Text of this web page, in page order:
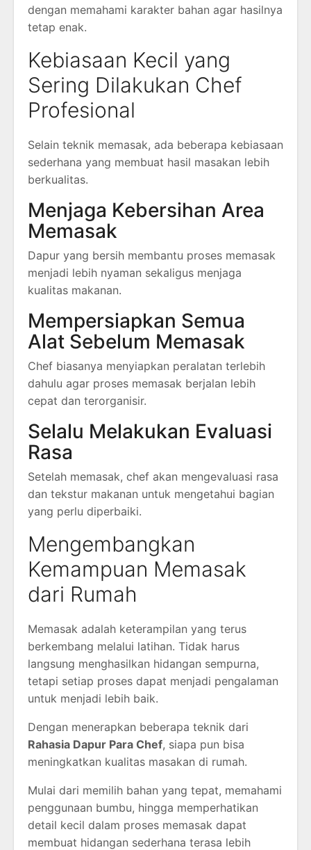
dengan memahami karakter bahan agar hasilnya
tetap enak.
Kebiasaan Kecil yang
Sering Dilakukan Chef
Profesional
Selain teknik memasak, ada beberapa kebiasaan
sederhana yang membuat hasil masakan lebih
berkualitas.
Menjaga Kebersihan Area
Memasak
Dapur yang bersih membantu proses memasak
menjadi lebih nyaman sekaligus menjaga
kualitas makanan.
Mempersiapkan Semua
Alat Sebelum Memasak
Chef biasanya menyiapkan peralatan terlebih
dahulu agar proses memasak berjalan lebih
cepat dan terorganisir.
Selalu Melakukan Evaluasi
Rasa
Setelah memasak, chef akan mengevaluasi rasa
dan tekstur makanan untuk mengetahui bagian
yang perlu diperbaiki.
Mengembangkan
Kemampuan Memasak
dari Rumah
Memasak adalah keterampilan yang terus
berkembang melalui latihan. Tidak harus
langsung menghasilkan hidangan sempurna,
tetapi setiap proses dapat menjadi pengalaman
untuk menjadi lebih baik.
Dengan menerapkan beberapa teknik dari
Rahasia Dapur Para Chef, siapa pun bisa
meningkatkan kualitas masakan di rumah.
Mulai dari memilih bahan yang tepat, memahami
penggunaan bumbu, hingga memperhatikan
detail kecil dalam proses memasak dapat
membuat hidangan sederhana terasa lebih